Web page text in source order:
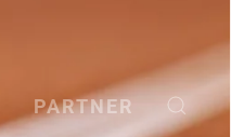
PARTNER